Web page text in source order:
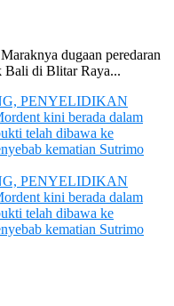
dugaan peredaran
Bali di Blitar Raya...